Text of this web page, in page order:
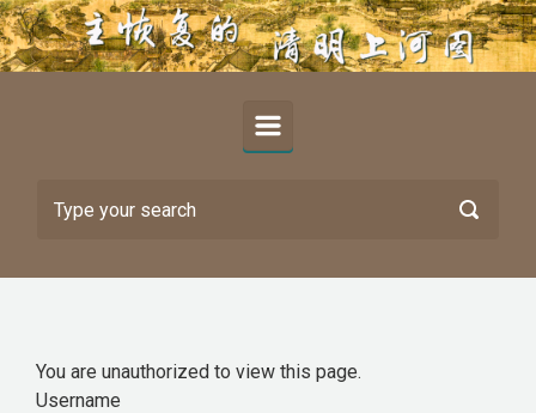
Skip to main content
You are unauthorized to view this page.
Username